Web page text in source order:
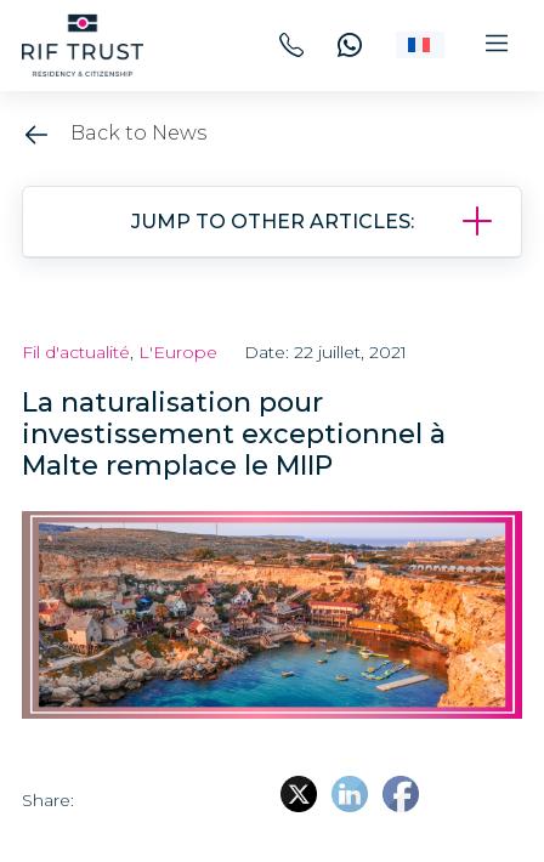
Back to News
JUMP TO OTHER ARTICLES:
Fil d'actualité, L'Europe Date: 22 juillet, 2021
La naturalisation pour
investissement exceptionnel à
Malte remplace le MIIP
Share: